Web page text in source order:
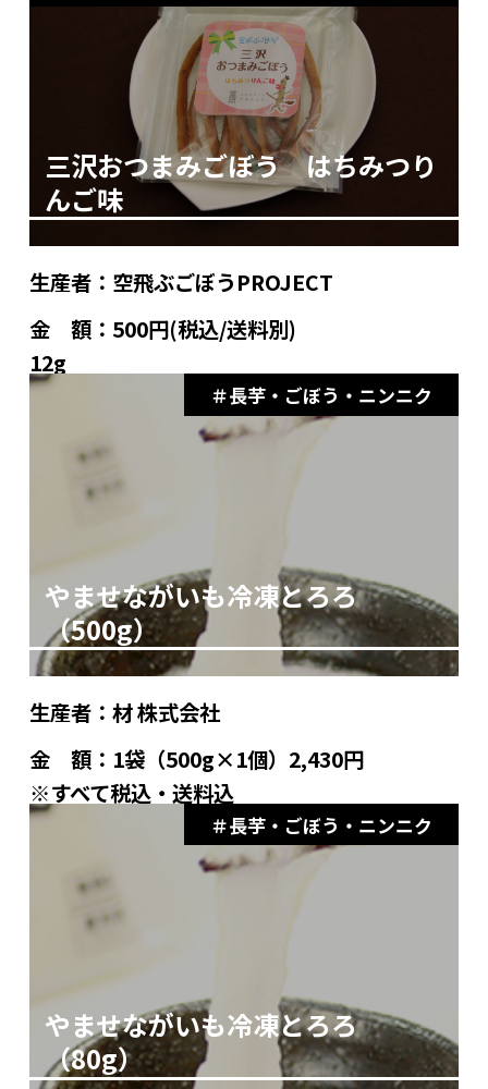
三沢おつまみごぼう はちみつり
んご味
生産者： 空飛ぶごぼうPROJECT
金 額： 500円(税込/送料別)
12g
長芋・ごぼう・ニンニク
やませながいも冷凍とろろ
（500g）
生産者： 材 株式会社
金 額： 1袋（500g×1個）2,430円
※すべて税込・送料込
長芋・ごぼう・ニンニク
やませながいも冷凍とろろ
（80g）